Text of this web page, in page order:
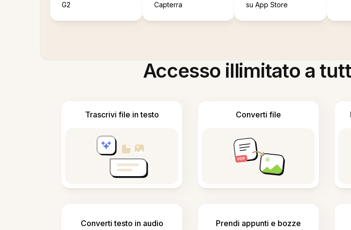
G2
Capterra
su App Store
Accesso illimitato a
Trascrivi file in testo Converti file
Converti testo in audio Prendi appunti e bozze